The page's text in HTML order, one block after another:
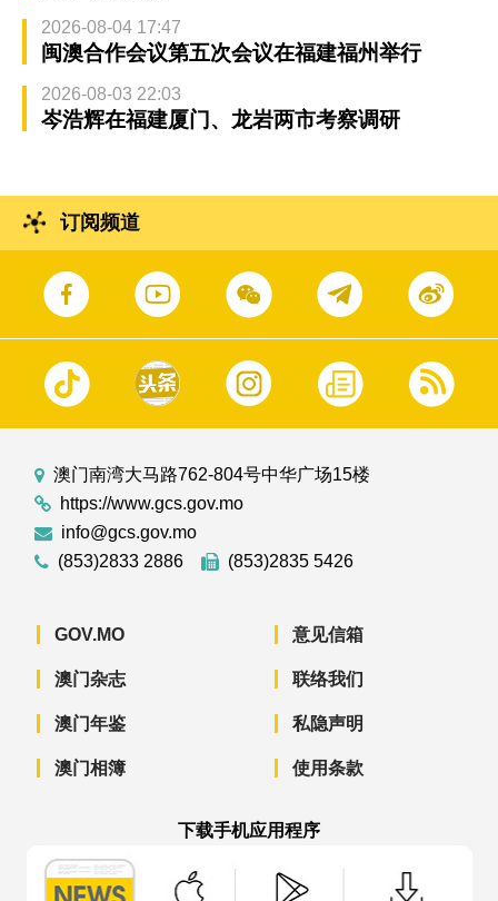
2026-08-04 17:47
闽澳合作会议第五次会议在福建福州举行
2026-08-03 22:03
岑浩辉在福建厦门、龙岩两市考察调研
订阅频道
澳门南湾大马路762-804号中华广场15楼
https://www.gcs.gov.mo
info@gcs.gov.mo
(853)2833 2886
(853)2835 5426
GOV.MO
澳门杂志
澳门年鉴
澳门相簿
意见信箱
联络我们
私隐声明
使用条款
下载手机应用程序